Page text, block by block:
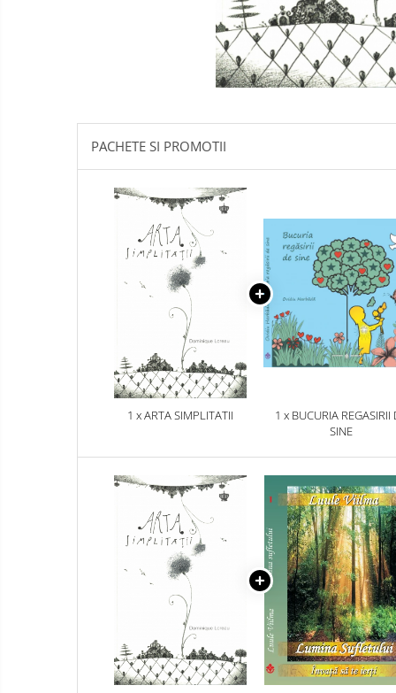
PACHETE SI PROMOTII
1 x ARTA SIMPLITATII
1 x BUCURIA REGASIRII
SINE